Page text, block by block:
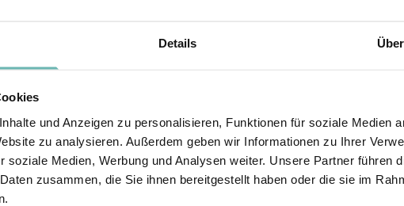
Details
und Anzeigen zu personalisieren, Funktionen für soziale Medien
zu analysieren. Außerdem geben wir Informationen zu Ihrer
soziale Medien, Werbung und Analysen weiter. Unsere Partner führen
zusammen, die Sie ihnen bereitgestellt haben oder die sie im
Trost braucht.
Freund?
auf dem
Sie lassen sich
Geheimnisse
kleiner und
* Die Maße sind in
cmgemäß den